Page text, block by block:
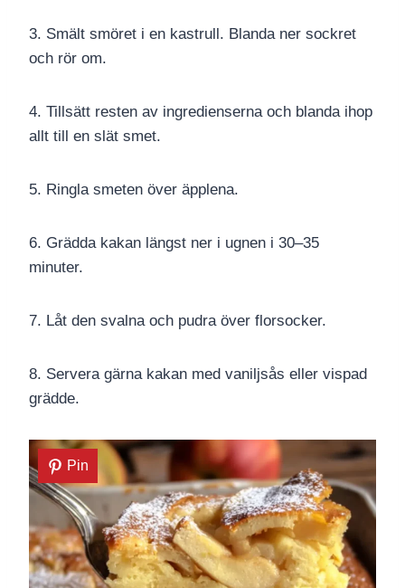
3. Smält smöret i en kastrull. Blanda ner sockret
och rör om.
4. Tillsätt resten av ingredienserna och blanda ihop
allt till en slät smet.
5. Ringla smeten över äpplena.
6. Grädda kakan längst ner i ugnen i 30–35
minuter.
7. Låt den svalna och pudra över florsocker.
8. Servera gärna kakan med vaniljsås eller vispad
grädde.
Pin